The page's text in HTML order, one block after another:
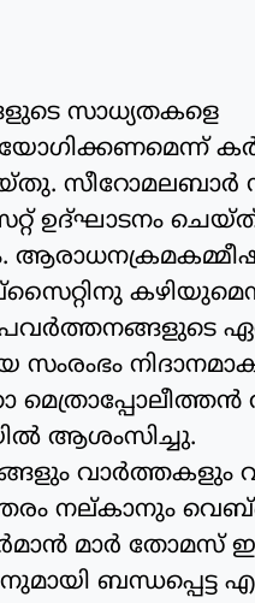
സാധ്യതകളെ
സീറോമലബാര്‍
ഉദ്ഘാടനം
ആശംസിച്ചു.
വാര്‍ത്തകളും
നല്കാനും
മാര്‍ തോമസ്
ബന്ധപ്പെട്ട